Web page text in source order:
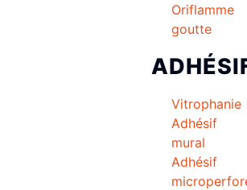
Oriflamme
goutte
Vitrophanie
Adhésif
mural
Adhésif